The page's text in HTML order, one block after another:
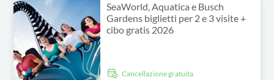
SeaWorld, Aquatica e Busch
Gardens biglietti per 2 e 3 visite +
cibo gratis 2026
Cancellazione gratuita